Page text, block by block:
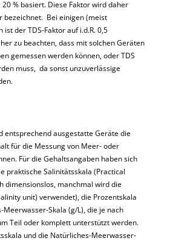
20 % basiert. Diese Faktor wird daher
bezeichnet. Bei einigen (meist
der TDS-Faktor auf i.d.R. 0,5
zu beachten, dass mit solchen Geräten
gemessen werden können, oder TDS
muss, da sonst unzuverlässige
entsprechend ausgestatte Geräte die
für die Messung von Meer- oder
Für die Gehaltsangaben haben sich
praktische Salinitätsskala (Practical
dimensionslos, manchmal wird die
unit) verwendet), die Prozentskala
Meerwasser-Skala (g/L), die je nach
Teil oder komplett unterstützt werden.
und die Natürliches-Meerwasser-